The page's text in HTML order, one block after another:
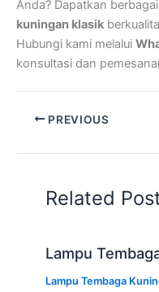
Anda? Dapatkan
kuningan klasik
Hubungi kami melalui
konsultasi dan
PREVIOUS
Related
Lampu
Lampu Tembaga